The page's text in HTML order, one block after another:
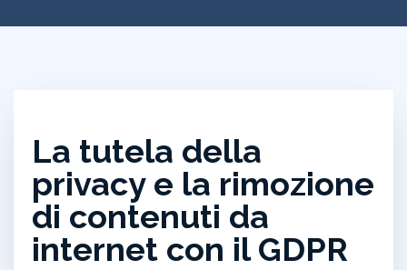
La tutela della
privacy e la rimozione
di contenuti da
internet con il GDPR